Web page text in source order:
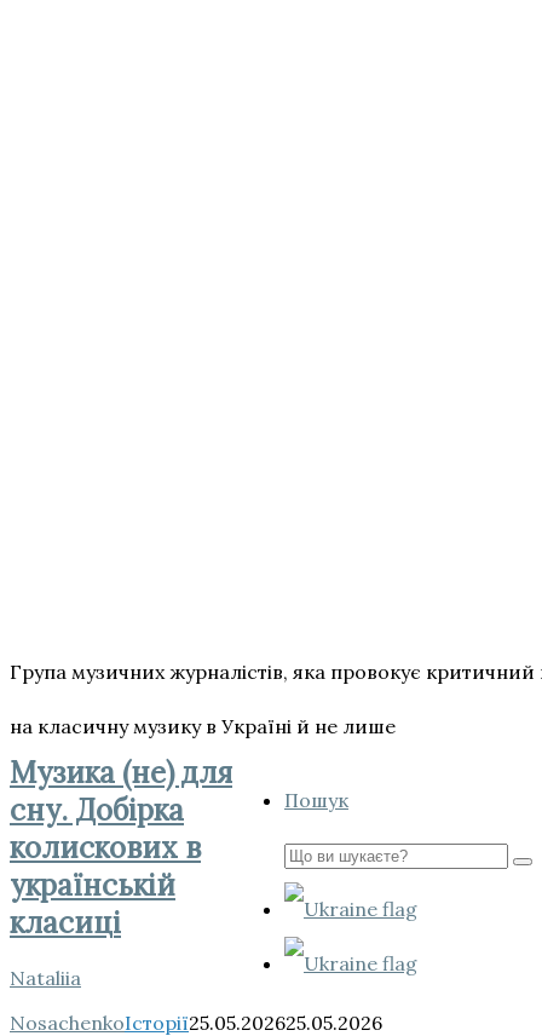
Група музичних журналістів, яка провокує критичний
на класичну музику в Україні й не лише
Пошук
Пошук
для:
Музика (не) для
сну. Добірка
колискових в
українській
класиці
Nataliia
NosachenkoІсторії25.05.202625.05.2026